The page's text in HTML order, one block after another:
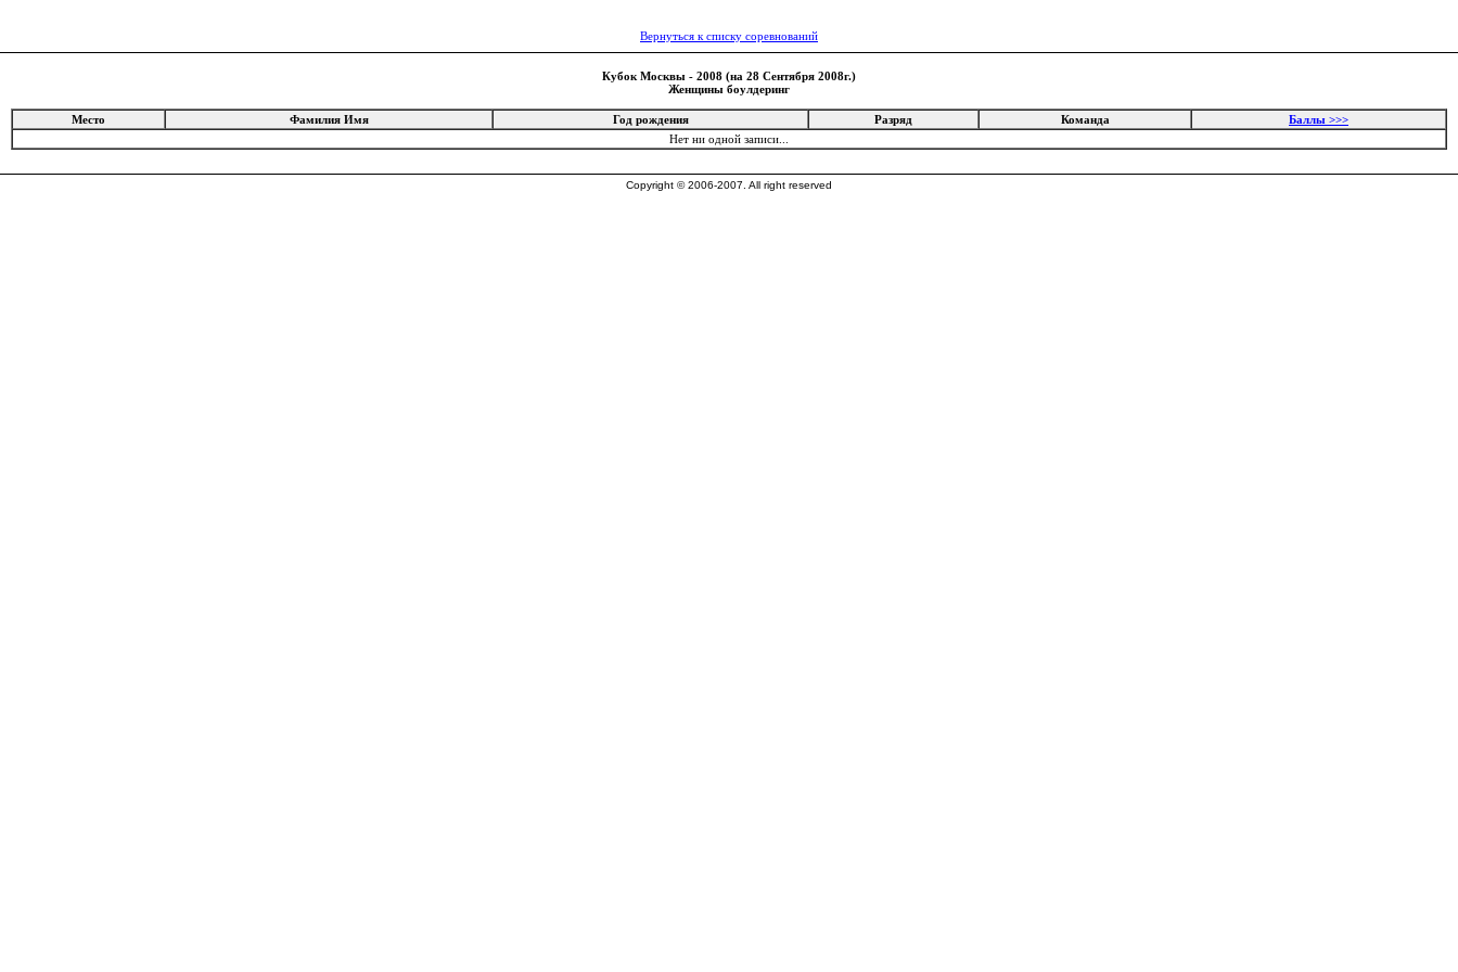
Вернуться к списку соревнований
Кубок Москвы - 2008 (на 28 Сентября 2008г.)
Женщины боулдеринг
Место Фамилия Имя Год рождения Разряд Команда
Баллы >>>
Нет ни одной записи...
Copyright © 2006-2007. All right reserved